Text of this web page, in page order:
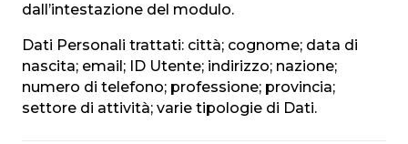
dall’intestazione del modulo.
Dati Personali trattati: città; cognome; data di
nascita; email; ID Utente; indirizzo; nazione;
numero di telefono; professione; provincia;
settore di attività; varie tipologie di Dati.